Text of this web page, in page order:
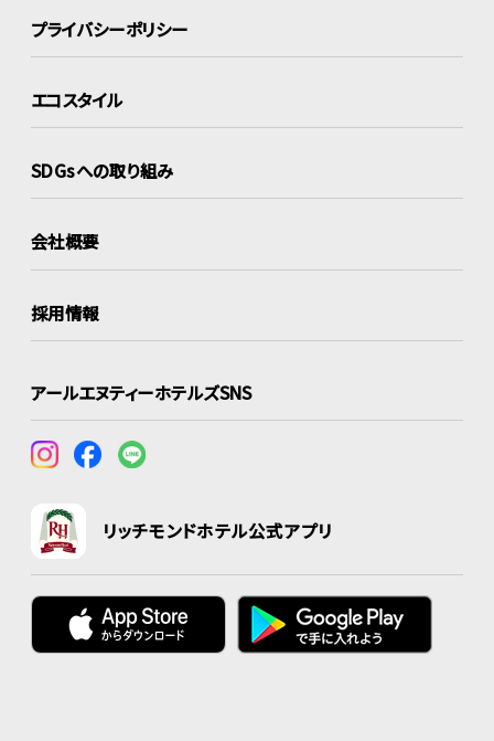
プライバシーポリシー
エコスタイル
SDGsへの取り組み
会社概要
採用情報
アールエヌティーホテルズSNS
リッチモンドホテル公式アプリ